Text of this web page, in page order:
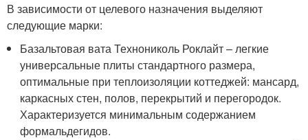
В зависимости от целевого назначения выделяют
следующие марки:
Базальтовая вата Технониколь Роклайт – легкие
универсальные плиты стандартного размера,
оптимальные при теплоизоляции коттеджей: мансард,
каркасных стен, полов, перекрытий и перегородок.
Характеризуется минимальным содержанием
формальдегидов.